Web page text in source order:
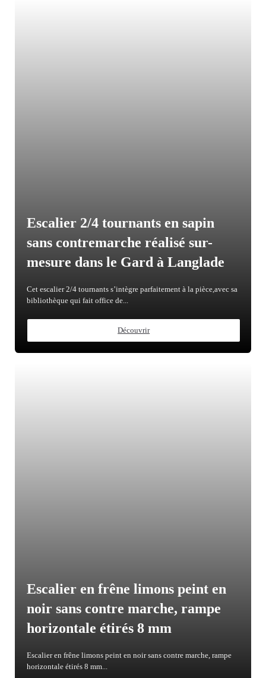
Escalier 2/4 tournants en sapin
sans contremarche réalisé sur-
mesure dans le Gard à Langlade
Cet escalier 2/4 tournants s’intègre parfaitement à la pièce,avec sa
bibliothèque qui fait office de...
Découvrir
Escalier en frêne limons peint en
noir sans contre marche, rampe
horizontale étirés 8 mm
Escalier en frêne limons peint en noir sans contre marche, rampe
horizontale étirés 8 mm...